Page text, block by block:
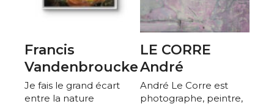
Francis
Vandenbroucke
Je fais le grand écart
entre la nature
LE CORRE
André
André Le Corre est
photographe, peintre,